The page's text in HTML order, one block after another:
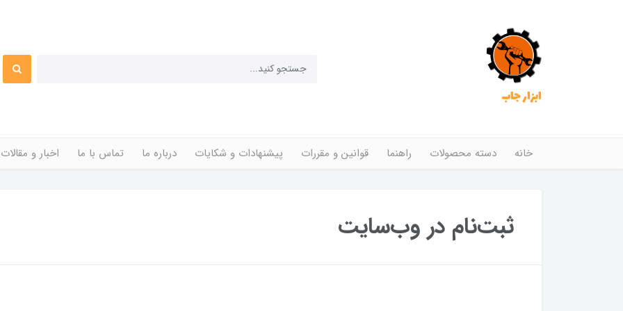
ابزار جاب
خانه دسته محصولات راهنما قوانین و مقررات پیشنهادات و شکایات درباره ما تماس با ما اخبار و مقالات
ثبت‌نام در وب‌سایت